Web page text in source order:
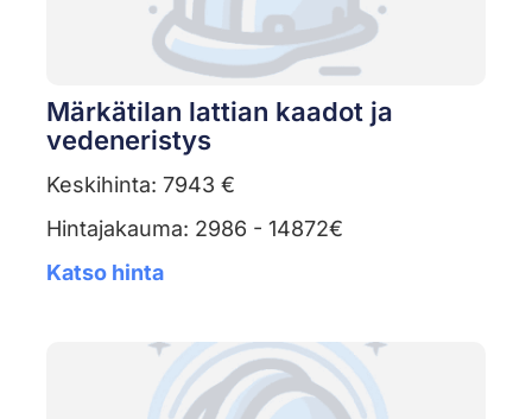
Märkätilan lattian kaadot ja
vedeneristys
Keskihinta: 7943 €
Hintajakauma: 2986 - 14872€
Katso hinta